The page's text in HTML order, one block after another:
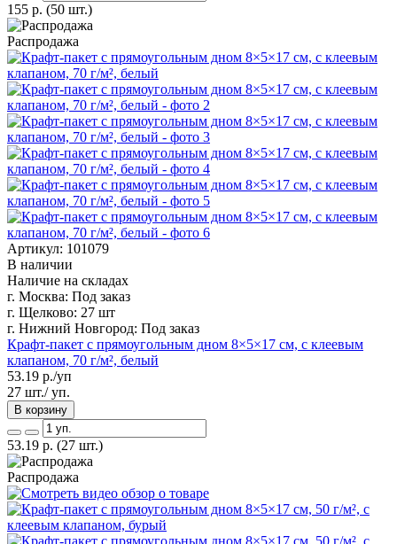
155 р. (50 шт.)
Распродажа
Артикул: 101079
В наличии
Наличие на складах
г. Москва: Под заказ
г. Щелково: 27 шт
г. Нижний Новгород: Под заказ
Крафт-пакет с прямоугольным дном 8×5×17 см, с клеевым
клапаном, 70 г/м², белый
53.19 р./уп
27 шт./ уп.
В корзину
53.19 р. (27 шт.)
Распродажа